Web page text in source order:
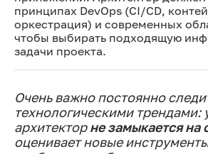
принципах DevOps (CI/CD,
оркестрация) и современных
чтобы выбирать подходящую
задачи проекта.
Очень важно постоянно
технологическими
архитекторне замыкается на
оценивает новые